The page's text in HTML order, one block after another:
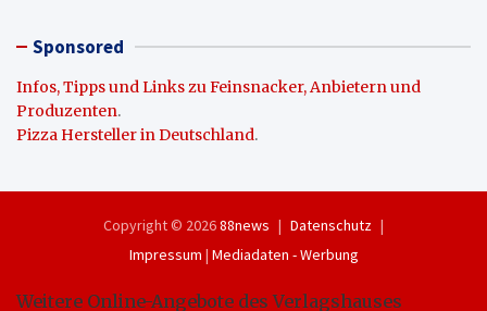
Sponsored
Infos, Tipps und Links zu Feinsnacker, Anbietern und
Produzenten.
Pizza Hersteller in Deutschland.
Copyright © 202688news
Datenschutz
Impressum | Mediadaten - Werbung
Weitere Online-Angebote des Verlagshauses